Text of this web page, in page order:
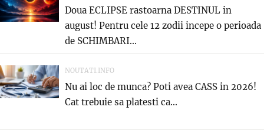
Doua ECLIPSE rastoarna DESTINUL in
august! Pentru cele 12 zodii incepe o perioada
de SCHIMBARI...
NOUTATI.INFO
Nu ai loc de munca? Poti avea CASS in 2026!
Cat trebuie sa platesti ca...